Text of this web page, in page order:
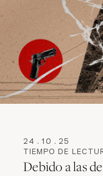
24 . 10 . 25
TIEMPO DE
Debido a las